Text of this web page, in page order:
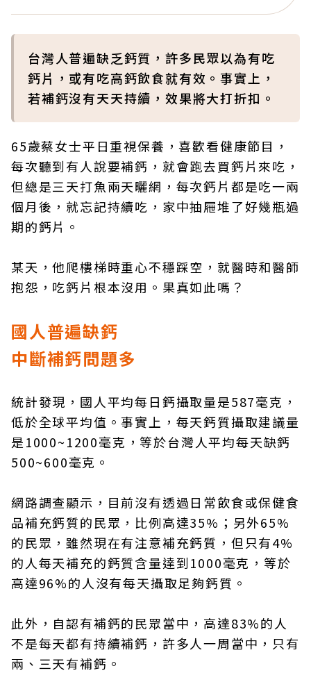
台灣人普遍缺乏鈣質，許多民眾以為有吃
鈣片，或有吃高鈣飲食就有效。事實上，
若補鈣沒有天天持續，效果將大打折扣。
65歲蔡女士平日重視保養，喜歡看健康節目，
每次聽到有人說要補鈣，就會跑去買鈣片來吃，
但總是三天打魚兩天曬網，每次鈣片都是吃一兩
個月後，就忘記持續吃，家中抽屜堆了好幾瓶過
期的鈣片。
某天，他爬樓梯時重心不穩踩空，就醫時和醫師
抱怨，吃鈣片根本沒用。果真如此嗎？
國人普遍缺鈣
中斷補鈣問題多
統計發現，國人平均每日鈣攝取量是587毫克，
低於全球平均值。事實上，每天鈣質攝取建議量
是1000~1200毫克，等於台灣人平均每天缺鈣
500~600毫克。
網路調查顯示，目前沒有透過日常飲食或保健食
品補充鈣質的民眾，比例高達35%；另外65%
的民眾，雖然現在有注意補充鈣質，但只有4%
的人每天補充的鈣質含量達到1000毫克，等於
高達96%的人沒有每天攝取足夠鈣質。
此外，自認有補鈣的民眾當中，高達83%的人
不是每天都有持續補鈣，許多人一周當中，只有
兩、三天有補鈣。